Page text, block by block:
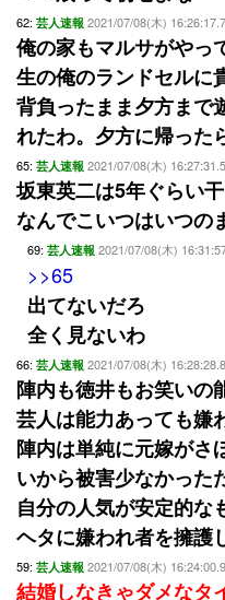
62: 芸人速報 2021/07/08(木)
俺の家もマルサがやっ
生の俺のランドセルに
背負ったまま夕方まで
れたわ。夕方に帰った
65: 芸人速報 2021/07/08(木)
坂東英二は5年ぐらい
なんでこいつはいつの
69: 芸人速報 2021/07/08(木)
>>65
出てないだろ
全く見ないわ
66: 芸人速報 2021/07/08(木)
陣内も徳井もお笑いの
芸人は能力あっても嫌
陣内は単純に元嫁がさ
いから被害少なかった
自分の人気が安定的な
ヘタに嫌われ者を擁護
59: 芸人速報 2021/07/08(木)
結婚しなきゃダメなタ